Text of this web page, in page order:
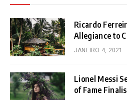
Ricardo
Allegiance to
JANEIRO 4, 2021
Lionel Messi
of Fame